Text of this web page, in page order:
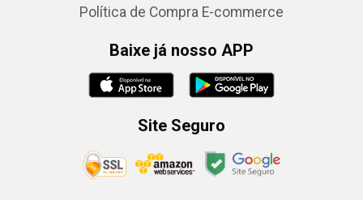
Política de Compra E-commerce
Baixe já nosso APP
Site Seguro